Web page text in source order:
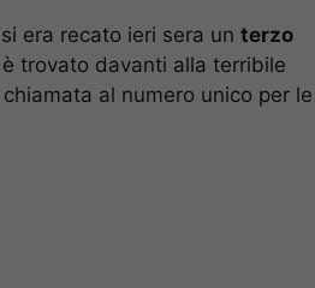
era recato ieri sera un terzo
trovato davanti alla terribile
al numero unico per le